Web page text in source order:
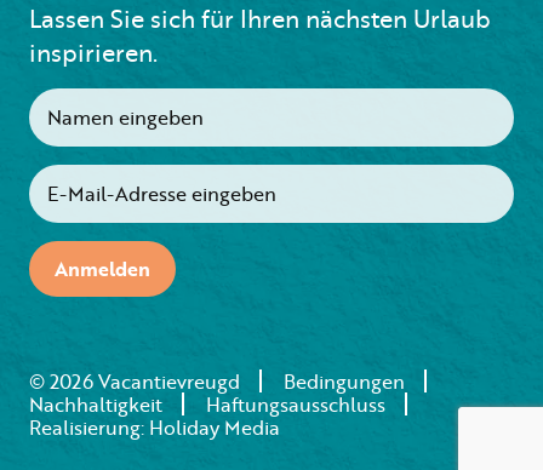
Lassen Sie sich für Ihren nächsten Urlaub
inspirieren.
Anmelden
© 2026 Vacantievreugd
Bedingungen
Nachhaltigkeit
Haftungsausschluss
Realisierung: Holiday Media